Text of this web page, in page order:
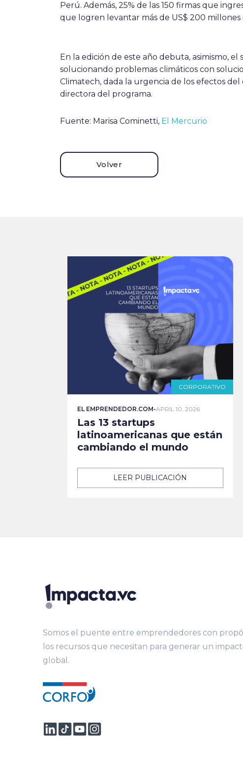
Perú. Además, 25% de las 150 firmas que
que logren levantar más de US$ 200 millones
En la edición de este año debuta, asimismo,
solucionando problemas climáticos con
Climatech, dada la urgencia de los efectos del
directora del programa.
Fuente: Marisa Cominetti, El Mercurio
Volver
CORPORATIVO
EL EMPRENDEDOR.COM-APRIL 10, 2026
Las 13 startups
latinoamericanas que están
cambiando el mundo
LEER PUBLICACIÓN
Somos el puente entre emprendedores con
los recursos que necesitan para generar un
global.